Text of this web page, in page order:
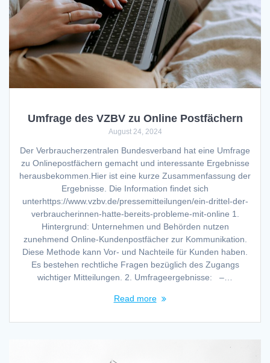
Umfrage des VZBV zu Online Postfächern
August 24, 2024
Der Verbraucherzentralen Bundesverband hat eine Umfrage
zu Onlinepostfächern gemacht und interessante Ergebnisse
herausbekommen.Hier ist eine kurze Zusammenfassung der
Ergebnisse. Die Information findet sich
unterhttps://www.vzbv.de/pressemitteilungen/ein-drittel-der-
verbraucherinnen-hatte-bereits-probleme-mit-online 1.
Hintergrund: Unternehmen und Behörden nutzen
zunehmend Online-Kundenpostfächer zur Kommunikation.
Diese Methode kann Vor- und Nachteile für Kunden haben.
Es bestehen rechtliche Fragen bezüglich des Zugangs
wichtiger Mitteilungen. 2. Umfrageergebnisse: –…
Read more